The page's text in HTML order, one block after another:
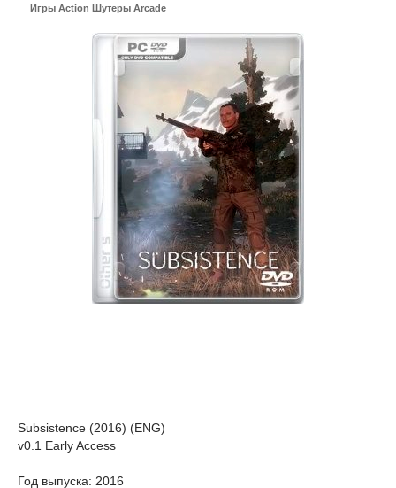
Игры Action Шутеры Arcade
Subsistence (2016) (ENG)
v0.1 Early Access
Год выпуска: 2016